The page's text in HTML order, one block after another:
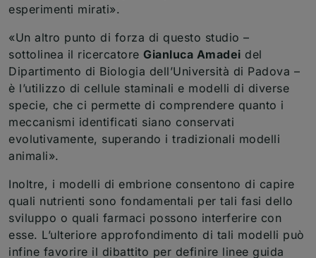
esperimenti mirati».
«Un altro punto di forza di questo studio –
sottolinea il ricercatore Gianluca Amadei del
Dipartimento di Biologia dell’Università di Padova –
è l’utilizzo di cellule staminali e modelli di diverse
specie, che ci permette di comprendere quanto i
meccanismi identificati siano conservati
evolutivamente, superando i tradizionali modelli
animali».
Inoltre, i modelli di embrione consentono di capire
quali nutrienti sono fondamentali per tali fasi dello
sviluppo o quali farmaci possono interferire con
esse. L’ulteriore approfondimento di tali modelli può
infine favorire il dibattito per definire linee guida